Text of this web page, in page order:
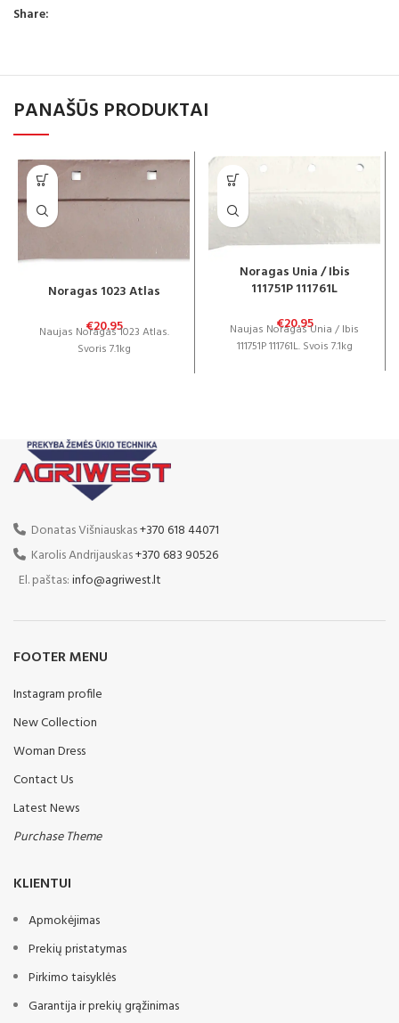
Share:
PANAŠŪS PRODUKTAI
Noragas 1023 Atlas
€20.95
Naujas Noragas 1023 Atlas.
Svoris 7.1kg
Noragas Unia / Ibis
111751P 111761L
€20.95
Naujas Noragas Unia / Ibis
111751P 111761L. Svois 7.1kg
Donatas Višniauskas+370 618 44071
Karolis Andrijauskas+370 683 90526
El. paštas:info@agriwest.lt
FOOTER MENU
Instagram profile
New Collection
Woman Dress
Contact Us
Latest News
Purchase Theme
KLIENTUI
Apmokėjimas
Prekių pristatymas
Pirkimo taisyklės
Garantija ir prekių grąžinimas